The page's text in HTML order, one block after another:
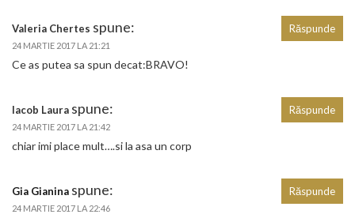
Valeria Chertes spune:
24 MARTIE 2017 LA 21:21
Ce as putea sa spun decat:BRAVO!
Răspunde
Iacob Laura spune:
24 MARTIE 2017 LA 21:42
chiar imi place mult….si la asa un corp
Răspunde
Gia Gianina spune:
24 MARTIE 2017 LA 22:46
Răspunde